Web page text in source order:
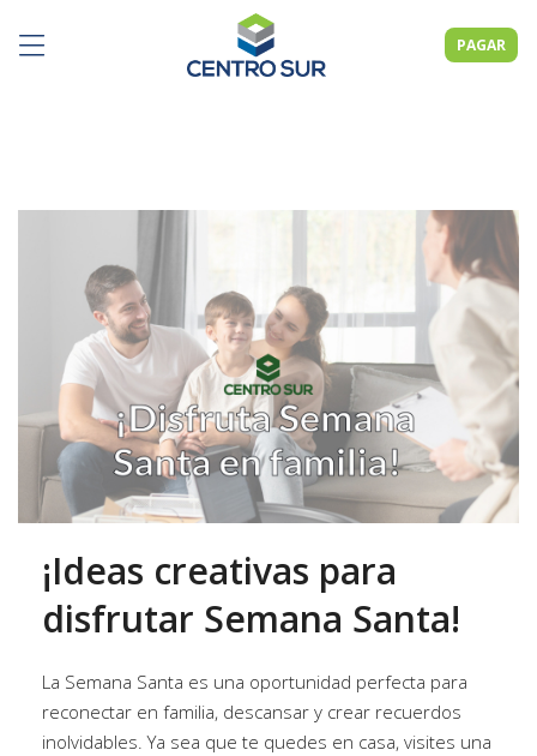
PAGAR
¡Ideas creativas para
disfrutar Semana Santa!
La Semana Santa es una oportunidad perfecta para
reconectar en familia, descansar y crear recuerdos
inolvidables. Ya sea que te quedes en casa, visites una